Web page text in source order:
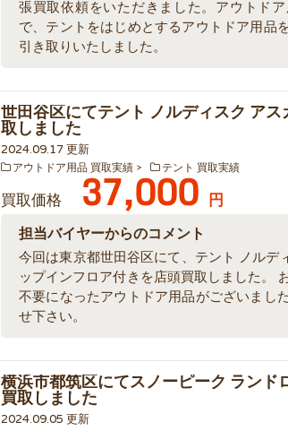
張買取依頼をいただきました。アウトド
で、テントをはじめとするアウトドア用品
引き取りいたしました。
世田谷区にてテント ノルディスク アス
取しました
2024.09.17 更新
アウトドア用品 買取実績 テント 買取実績
買取価格 37,000 円
担当バイヤーからのコメント
今回は東京都世田谷区にて、テント ノルデ
ップインフロア付きを店頭買取しました。
不要になったアウトドア用品がございまし
せ下さい。
横浜市都筑区にてスノーピーク ラン
買取しました
2024.09.05 更新